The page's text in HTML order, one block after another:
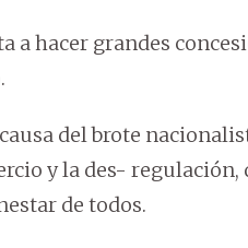
a hacer grandes
del brote
y la des- regulación,
de todos.